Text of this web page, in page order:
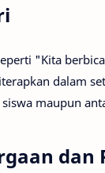
"Kita
dalam
maupun
dan